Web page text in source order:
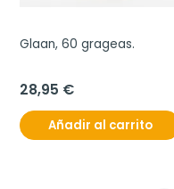
Glaan, 60 grageas.
28,95 €
Añadir al carrito